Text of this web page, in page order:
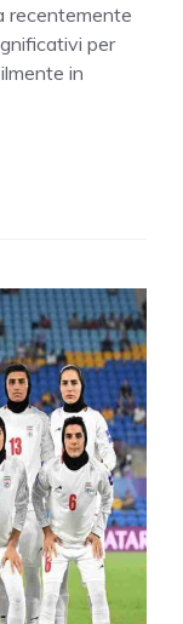
recentemente
per
in